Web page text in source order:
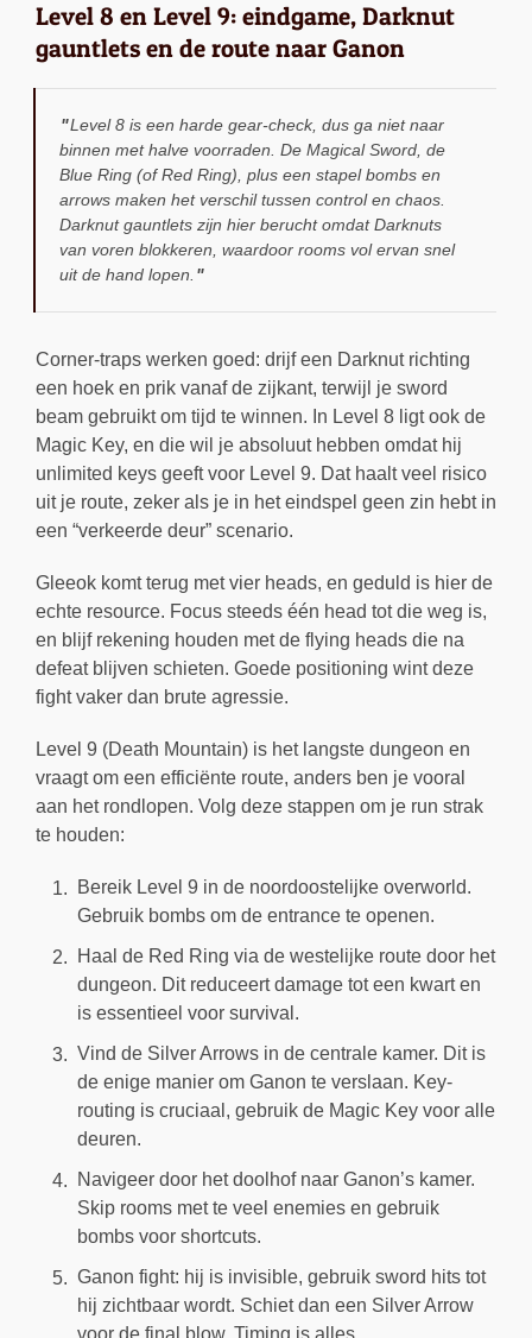
Level 8 en Level 9: eindgame, Darknut
gauntlets en de route naar Ganon
Level 8 is een harde gear-check, dus ga niet naar
binnen met halve voorraden. De Magical Sword, de
Blue Ring (of Red Ring), plus een stapel bombs en
arrows maken het verschil tussen control en chaos.
Darknut gauntlets zijn hier berucht omdat Darknuts
van voren blokkeren, waardoor rooms vol ervan snel
uit de hand lopen.
Corner-traps werken goed: drijf een Darknut richting
een hoek en prik vanaf de zijkant, terwijl je sword
beam gebruikt om tijd te winnen. In Level 8 ligt ook de
Magic Key, en die wil je absoluut hebben omdat hij
unlimited keys geeft voor Level 9. Dat haalt veel risico
uit je route, zeker als je in het eindspel geen zin hebt in
een “verkeerde deur” scenario.
Gleeok komt terug met vier heads, en geduld is hier de
echte resource. Focus steeds één head tot die weg is,
en blijf rekening houden met de flying heads die na
defeat blijven schieten. Goede positioning wint deze
fight vaker dan brute agressie.
Level 9 (Death Mountain) is het langste dungeon en
vraagt om een efficiënte route, anders ben je vooral
aan het rondlopen. Volg deze stappen om je run strak
te houden:
Bereik Level 9 in de noordoostelijke overworld.
Gebruik bombs om de entrance te openen.
Haal de Red Ring via de westelijke route door het
dungeon. Dit reduceert damage tot een kwart en
is essentieel voor survival.
Vind de Silver Arrows in de centrale kamer. Dit is
de enige manier om Ganon te verslaan. Key-
routing is cruciaal, gebruik de Magic Key voor alle
deuren.
Navigeer door het doolhof naar Ganon’s kamer.
Skip rooms met te veel enemies en gebruik
bombs voor shortcuts.
Ganon fight: hij is invisible, gebruik sword hits tot
hij zichtbaar wordt. Schiet dan een Silver Arrow